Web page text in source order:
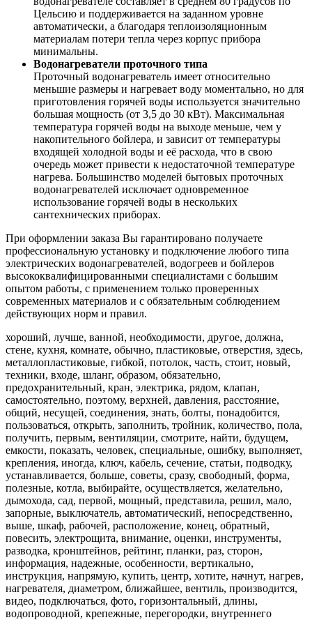
Цельсию и поддерживается на заданном уровне
автоматически, а благодаря теплоизоляционным
материалам потери тепла через корпус прибора
минимальны.
Водонагреватели проточного типа
Проточный водонагреватель имеет относительно
меньшие размеры и нагревает воду моментально, но для
приготовления горячей воды используется значительно
большая мощность (от 3,5 до 30 кВт). Максимальная
температура горячей воды на выходе меньше, чем у
накопительного бойлера, и зависит от температуры
входящей холодной воды и её расхода, что в свою
очередь может привести к недостаточной температуре
нагрева. Большинство моделей бытовых проточных
водонагревателей исключает одновременное
использование горячей воды в нескольких
сантехнических приборах.
При оформлении заказа Вы гарантировано получаете
профессиональную установку и подключение любого типа
электрических водонагревателей, водогреев и бойлеров
высококвалифицированными специалистами с большим
опытом работы, с применением только проверенных
современных материалов и с обязательным соблюдением
действующих норм и правил.
хороший, лучше, ванной, необходимости, другое, должна,
стене, кухня, комнате, обычно, пластиковые, отверстия, здесь,
металлопластиковые, гибкой, потолок, часть, стоит, новый,
техники, входе, шланг, образом, обязательно,
предохранительный, кран, электрика, рядом, клапан,
самостоятельно, поэтому, верхней, давления, расстояние,
общий, несущей, соединения, знать, болты, понадобится,
пользоваться, открыть, заполнить, тройник, количество, пола,
получить, первым, вентиляции, смотрите, найти, будущем,
емкости, показать, человек, специальные, ошибку, выполняет,
крепления, иногда, ключ, кабель, сечение, статьи, подводку,
устанавливается, больше, советы, сразу, свободный, форма,
полезные, котла, выбирайте, осуществляется, желательно,
дымохода, сад, первой, мощный, представила, решил, мало,
запорные, выключатель, автоматический, непосредственно,
выше, шкаф, рабочей, расположение, конец, обратный,
повесить, электрощита, внимание, оценки, инструменты,
разводка, кронштейнов, рейтинг, планки, раз, сторон,
информация, надежные, особенности, вертикально,
инструкция, напрямую, купить, центр, хотите, начнут, нагрев,
нагревателя, диаметром, ближайшее, вентиль, производится,
видео, подключаться, фото, горизонтальный, длины,
водопроводной, крепежные, перегородки, внутреннего